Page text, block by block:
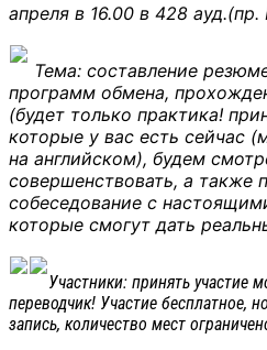
апреля в 16.00 в 428
Тема: составление
программ обмена,
(будет только практика!
которые у вас есть сейчас
на английском), будем
совершенствовать, а также
собеседование с
которые смогут дать
Участники: принять участие
переводчик! Участие бесплатное,
запись, количество мест